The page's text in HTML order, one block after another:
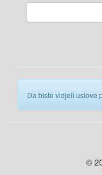
Da biste vidjeli uslove
©